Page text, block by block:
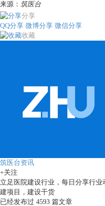
来源： 筑医台
分享
QQ分享 微博分享 微信分享
收藏
筑医台资讯
+关注
立足医院建设行业，每日分享行
建项目，建设干货
已经发布过 4593 篇文章